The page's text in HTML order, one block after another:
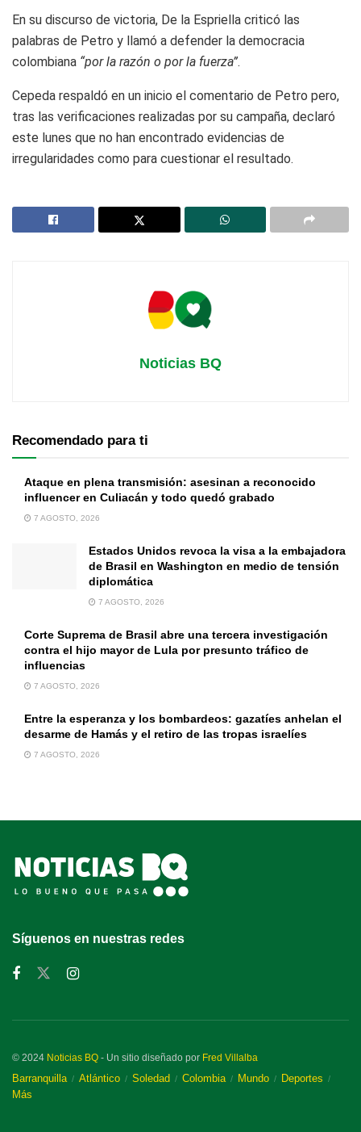
En su discurso de victoria, De la Espriella criticó las
palabras de Petro y llamó a defender la democracia
colombiana “por la razón o por la fuerza”.
Cepeda respaldó en un inicio el comentario de Petro pero,
tras las verificaciones realizadas por su campaña, declaró
este lunes que no han encontrado evidencias de
irregularidades como para cuestionar el resultado.
Noticias BQ
Recomendado para ti
Ataque en plena transmisión: asesinan a reconocido
influencer en Culiacán y todo quedó grabado
7 AGOSTO, 2026
Estados Unidos revoca la visa a la embajadora
de Brasil en Washington en medio de tensión
diplomática
7 AGOSTO, 2026
Corte Suprema de Brasil abre una tercera investigación
contra el hijo mayor de Lula por presunto tráfico de
influencias
7 AGOSTO, 2026
Entre la esperanza y los bombardeos: gazatíes anhelan el
desarme de Hamás y el retiro de las tropas israelíes
7 AGOSTO, 2026
Síguenos en nuestras redes
© 2024 Noticias BQ - Un sitio diseñado por Fred Villalba
Barranquilla Atlántico Soledad Colombia Mundo
Deportes
Más